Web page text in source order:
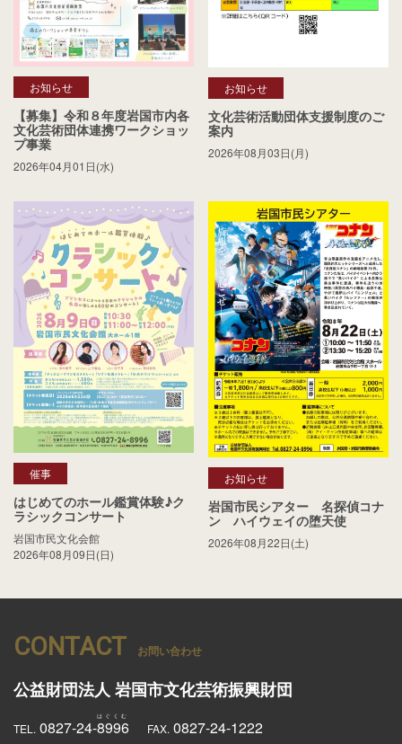
お知らせ
【募集】令和８年度岩国市内各
文化芸術団体連携ワークショッ
プ事業
2026年04月01日(水)
お知らせ
文化芸術活動団体支援制度のご
案内
2026年08月03日(月)
催事
はじめてのホール鑑賞体験♪ク
ラシックコンサート
岩国市民文化会館
2026年08月09日(日)
お知らせ
岩国市民シアター 名探偵コナ
ン ハイウェイの堕天使
2026年08月22日(土)
CONTACT お問い合わせ
公益財団法人岩国市文化芸術振興財団
TEL. 0827-24-8996 FAX. 0827-24-1222